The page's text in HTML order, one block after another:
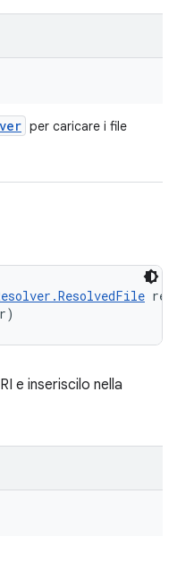
per caricare i file
e inseriscilo nella